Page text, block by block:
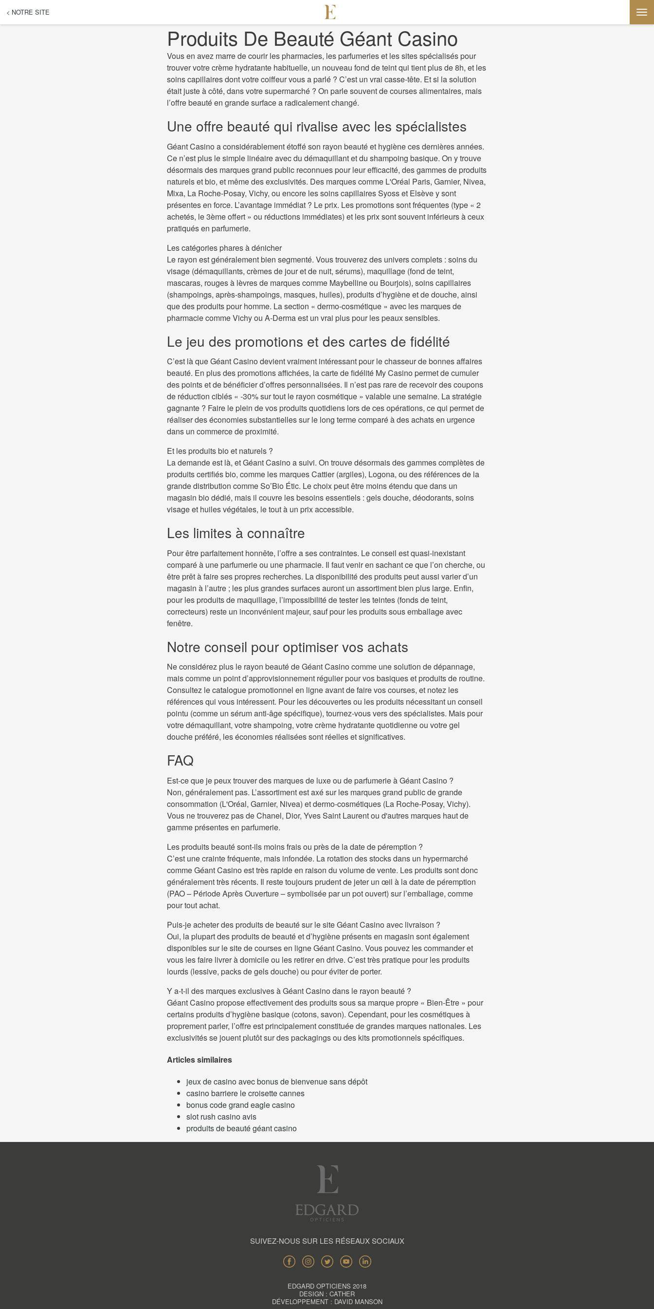
< NOTRE SITE
Produits De Beauté Géant Casino
Vous en avez marre de courir les pharmacies, les parfumeries et les sites spécialisés pour
trouver votre crème hydratante habituelle, un nouveau fond de teint qui tient plus de 8h, et les
soins capillaires dont votre coiffeur vous a parlé ? C’est un vrai casse-tête. Et si la solution
était juste à côté, dans votre supermarché ? On parle souvent de courses alimentaires, mais
l’offre beauté en grande surface a radicalement changé.
Une offre beauté qui rivalise avec les spécialistes
Géant Casino a considérablement étoffé son rayon beauté et hygiène ces dernières années.
Ce n’est plus le simple linéaire avec du démaquillant et du shampoing basique. On y trouve
désormais des marques grand public reconnues pour leur efficacité, des gammes de produits
naturels et bio, et même des exclusivités. Des marques comme L'Oréal Paris, Garnier, Nivea,
Mixa, La Roche-Posay, Vichy, ou encore les soins capillaires Syoss et Elsève y sont
présentes en force. L’avantage immédiat ? Le prix. Les promotions sont fréquentes (type « 2
achetés, le 3ème offert » ou réductions immédiates) et les prix sont souvent inférieurs à ceux
pratiqués en parfumerie.
Les catégories phares à dénicher
Le rayon est généralement bien segmenté. Vous trouverez des univers complets : soins du
visage (démaquillants, crèmes de jour et de nuit, sérums), maquillage (fond de teint,
mascaras, rouges à lèvres de marques comme Maybelline ou Bourjois), soins capillaires
(shampoings, après-shampoings, masques, huiles), produits d’hygiène et de douche, ainsi
que des produits pour homme. La section « dermo-cosmétique » avec les marques de
pharmacie comme Vichy ou A-Derma est un vrai plus pour les peaux sensibles.
Le jeu des promotions et des cartes de fidélité
C’est là que Géant Casino devient vraiment intéressant pour le chasseur de bonnes affaires
beauté. En plus des promotions affichées, la carte de fidélité My Casino permet de cumuler
des points et de bénéficier d’offres personnalisées. Il n’est pas rare de recevoir des coupons
de réduction ciblés « -30% sur tout le rayon cosmétique » valable une semaine. La stratégie
gagnante ? Faire le plein de vos produits quotidiens lors de ces opérations, ce qui permet de
réaliser des économies substantielles sur le long terme comparé à des achats en urgence
dans un commerce de proximité.
Et les produits bio et naturels ?
La demande est là, et Géant Casino a suivi. On trouve désormais des gammes complètes de
produits certifiés bio, comme les marques Cattier (argiles), Logona, ou des références de la
grande distribution comme So’Bio Étic. Le choix peut être moins étendu que dans un
magasin bio dédié, mais il couvre les besoins essentiels : gels douche, déodorants, soins
visage et huiles végétales, le tout à un prix accessible.
Les limites à connaître
Pour être parfaitement honnête, l’offre a ses contraintes. Le conseil est quasi-inexistant
comparé à une parfumerie ou une pharmacie. Il faut venir en sachant ce que l’on cherche, ou
être prêt à faire ses propres recherches. La disponibilité des produits peut aussi varier d’un
magasin à l’autre ; les plus grandes surfaces auront un assortiment bien plus large. Enfin,
pour les produits de maquillage, l’impossibilité de tester les teintes (fonds de teint,
correcteurs) reste un inconvénient majeur, sauf pour les produits sous emballage avec
fenêtre.
Notre conseil pour optimiser vos achats
Ne considérez plus le rayon beauté de Géant Casino comme une solution de dépannage,
mais comme un point d’approvisionnement régulier pour vos basiques et produits de routine.
Consultez le catalogue promotionnel en ligne avant de faire vos courses, et notez les
références qui vous intéressent. Pour les découvertes ou les produits nécessitant un conseil
pointu (comme un sérum anti-âge spécifique), tournez-vous vers des spécialistes. Mais pour
votre démaquillant, votre shampoing, votre crème hydratante quotidienne ou votre gel
douche préféré, les économies réalisées sont réelles et significatives.
FAQ
Est-ce que je peux trouver des marques de luxe ou de parfumerie à Géant Casino ?
Non, généralement pas. L’assortiment est axé sur les marques grand public de grande
consommation (L'Oréal, Garnier, Nivea) et dermo-cosmétiques (La Roche-Posay, Vichy).
Vous ne trouverez pas de Chanel, Dior, Yves Saint Laurent ou d'autres marques haut de
gamme présentes en parfumerie.
Les produits beauté sont-ils moins frais ou près de la date de péremption ?
C’est une crainte fréquente, mais infondée. La rotation des stocks dans un hypermarché
comme Géant Casino est très rapide en raison du volume de vente. Les produits sont donc
généralement très récents. Il reste toujours prudent de jeter un œil à la date de péremption
(PAO – Période Après Ouverture – symbolisée par un pot ouvert) sur l’emballage, comme
pour tout achat.
Puis-je acheter des produits de beauté sur le site Géant Casino avec livraison ?
Oui, la plupart des produits de beauté et d’hygiène présents en magasin sont également
disponibles sur le site de courses en ligne Géant Casino. Vous pouvez les commander et
vous les faire livrer à domicile ou les retirer en drive. C’est très pratique pour les produits
lourds (lessive, packs de gels douche) ou pour éviter de porter.
Y a-t-il des marques exclusives à Géant Casino dans le rayon beauté ?
Géant Casino propose effectivement des produits sous sa marque propre « Bien-Être » pour
certains produits d’hygiène basique (cotons, savon). Cependant, pour les cosmétiques à
proprement parler, l’offre est principalement constituée de grandes marques nationales. Les
exclusivités se jouent plutôt sur des packagings ou des kits promotionnels spécifiques.
Articles similaires
jeux de casino avec bonus de bienvenue sans dépôt
casino barriere le croisette cannes
bonus code grand eagle casino
slot rush casino avis
produits de beauté géant casino
SUIVEZ-NOUS SUR LES RÉSEAUX SOCIAUX
EDGARD OPTICIENS 2018
DESIGN : CATHER
DÉVELOPPEMENT : DAVID MANSON